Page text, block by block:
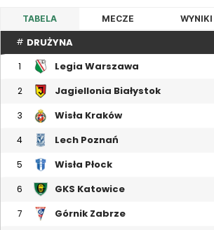
TABELA MECZE WYNIKI
# DRUŻYNA
1 Legia Warszawa
2 Jagiellonia Białystok
3 Wisła Kraków
4 Lech Poznań
5 Wisła Płock
6 GKS Katowice
7 Górnik Zabrze